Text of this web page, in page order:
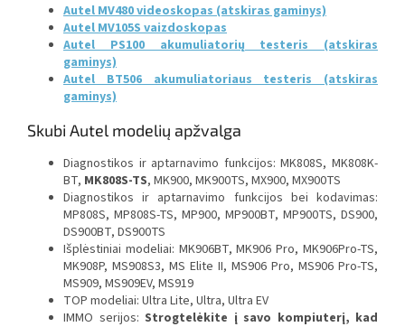
Autel MV480 videoskopas (atskiras gaminys)
Autel MV105S vaizdoskopas
Autel PS100 akumuliatorių testeris (atskiras
gaminys)
Autel BT506 akumuliatoriaus testeris (atskiras
gaminys)
Skubi Autel modelių apžvalga
Diagnostikos ir aptarnavimo funkcijos: MK808S, MK808K-
BT, MK808S-TS, MK900, MK900TS, MX900, MX900TS
Diagnostikos ir aptarnavimo funkcijos bei kodavimas:
MP808S, MP808S-TS, MP900, MP900BT, MP900TS, DS900,
DS900BT, DS900TS
Išplėstiniai modeliai: MK906BT, MK906 Pro, MK906Pro-TS,
MK908P, MS908S3, MS Elite II, MS906 Pro, MS906 Pro-TS,
MS909, MS909EV, MS919
TOP modeliai: Ultra Lite, Ultra, Ultra EV
IMMO serijos: Strogtelėkite į savo kompiuterį, kad